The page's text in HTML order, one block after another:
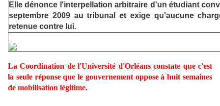
Elle dénonce l'interpellation arbitraire d'un étudiant
septembre 2009 au tribunal et exige qu'aucune
retenue contre lui.
La Coordination de l'Université d'Orléans constate que c'est
la seule réponse que le gouvernement oppose à huit semaines
de mobilisation légitime.